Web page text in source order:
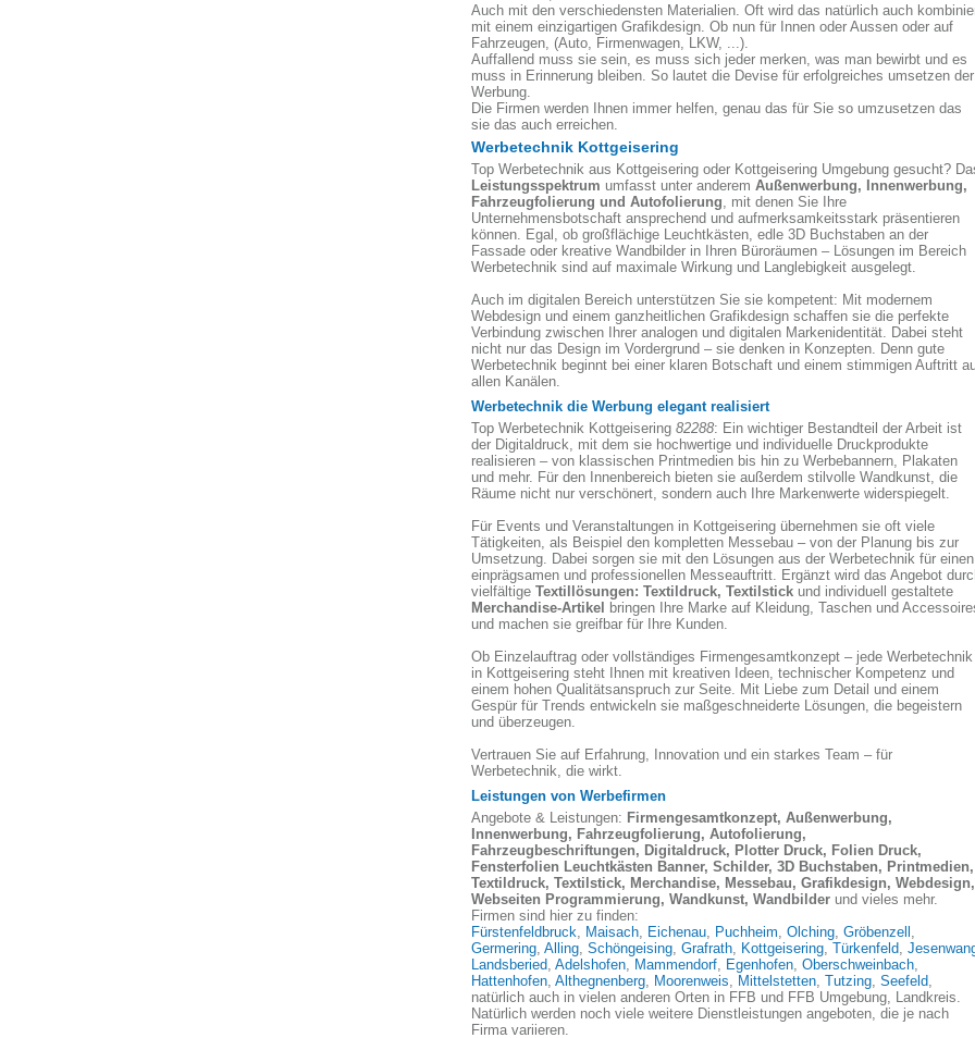
Auch mit den verschiedensten Materialien. Oft wird das natürlich auch
mit einem einzigartigen Grafikdesign. Ob nun für Innen oder Aussen oder auf
Fahrzeugen, (Auto, Firmenwagen, LKW, ...).
Auffallend muss sie sein, es muss sich jeder merken, was man bewirbt und es
muss in Erinnerung bleiben. So lautet die Devise für erfolgreiches umsetzen der
Werbung.
Die Firmen werden Ihnen immer helfen, genau das für Sie so umzusetzen das
sie das auch erreichen.
Werbetechnik Kottgeisering
Top Werbetechnik aus Kottgeisering oder Kottgeisering Umgebung gesucht?
Leistungsspektrum umfasst unter anderem Außenwerbung, Innenwerbung,
Fahrzeugfolierung und Autofolierung, mit denen Sie Ihre
Unternehmensbotschaft ansprechend und aufmerksamkeitsstark präsentieren
können. Egal, ob großflächige Leuchtkästen, edle 3D Buchstaben an der
Fassade oder kreative Wandbilder in Ihren Büroräumen – Lösungen im Bereich
Werbetechnik sind auf maximale Wirkung und Langlebigkeit ausgelegt.
Auch im digitalen Bereich unterstützen Sie sie kompetent: Mit modernem
Webdesign und einem ganzheitlichen Grafikdesign schaffen sie die perfekte
Verbindung zwischen Ihrer analogen und digitalen Markenidentität. Dabei steht
nicht nur das Design im Vordergrund – sie denken in Konzepten. Denn gute
Werbetechnik beginnt bei einer klaren Botschaft und einem stimmigen Auftritt
allen Kanälen.
Werbetechnik die Werbung elegant realisiert
Top Werbetechnik Kottgeisering 82288: Ein wichtiger Bestandteil der Arbeit ist
der Digitaldruck, mit dem sie hochwertige und individuelle Druckprodukte
realisieren – von klassischen Printmedien bis hin zu Werbebannern, Plakaten
und mehr. Für den Innenbereich bieten sie außerdem stilvolle Wandkunst, die
Räume nicht nur verschönert, sondern auch Ihre Markenwerte widerspiegelt.
Für Events und Veranstaltungen in Kottgeisering übernehmen sie oft viele
Tätigkeiten, als Beispiel den kompletten Messebau – von der Planung bis zur
Umsetzung. Dabei sorgen sie mit den Lösungen aus der Werbetechnik für einen
einprägsamen und professionellen Messeauftritt. Ergänzt wird das Angebot
vielfältige Textillösungen: Textildruck, Textilstick und individuell gestaltete
Merchandise-Artikel
bringen Ihre Marke auf Kleidung, Taschen und
und machen sie greifbar für Ihre Kunden.
Ob Einzelauftrag oder vollständiges Firmengesamtkonzept – jede
in Kottgeisering steht Ihnen mit kreativen Ideen, technischer Kompetenz und
einem hohen Qualitätsanspruch zur Seite. Mit Liebe zum Detail und einem
Gespür für Trends entwickeln sie maßgeschneiderte Lösungen, die begeistern
und überzeugen.
Vertrauen Sie auf Erfahrung, Innovation und ein starkes Team – für
Werbetechnik, die wirkt.
Leistungen von Werbefirmen
Angebote & Leistungen: Firmengesamtkonzept, Außenwerbung,
Innenwerbung, Fahrzeugfolierung, Autofolierung,
Fahrzeugbeschriftungen, Digitaldruck, Plotter Druck, Folien Druck,
Fensterfolien Leuchtkästen Banner, Schilder, 3D Buchstaben, Printmedien,
Textildruck, Textilstick, Merchandise, Messebau, Grafikdesign, Webdesign,
Webseiten Programmierung, Wandkunst, Wandbilder und vieles mehr.
Firmen sind hier zu finden:
Fürstenfeldbruck, Maisach, Eichenau, Puchheim, Olching, Gröbenzell ,
Germering, Alling, Schöngeising, Grafrath, Kottgeisering, Türkenfeld,
Landsberied, Adelshofen, Mammendorf, Egenhofen, Oberschweinbach,
Hattenhofen, Althegnenberg, Moorenweis, Mittelstetten, Tutzing, Seefeld,
natürlich auch in vielen anderen Orten in FFB und FFB Umgebung, Landkreis.
Natürlich werden noch viele weitere Dienstleistungen angeboten, die je nach
Firma variieren.